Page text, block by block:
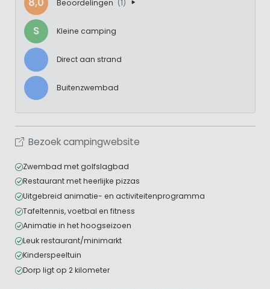
Beoordelingen (1)
S Kleine camping
Direct aan strand
Buitenzwembad
Bezoek campingwebsite
Zwembad met golfslagbad
Restaurant met heerlijke pizzas
Uitgebreid animatie- en activiteitenprogramma
Tafeltennis, voetbal en fitness
Animatie in het hoogseizoen
Leuk restaurant/minimarkt
Kinderspeeltuin
Dorp ligt op 2 kilometer